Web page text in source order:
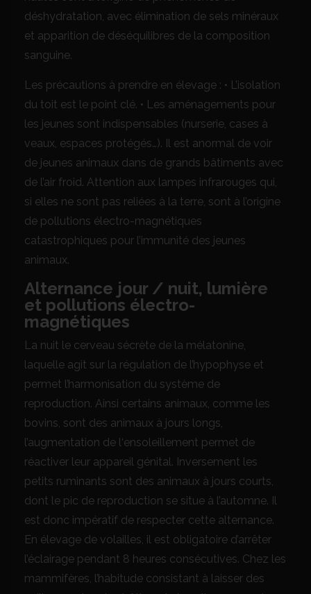
déshydratation, avec élimination de sels minéraux
et apparition de déséquilibres de la composition
sanguine.
Les précautions à prendre en élevage : • L’isolation
du toit est le point clé. • Les aménagements pour
les jeunes sont indispensables (nurserie, cases à
veaux, espaces protégés…). Il est anormal de voir
de jeunes animaux dans de grands bâtiments avec
de l’air froid. Attention aux lampes infrarouges qui,
si elles ne sont pas reliées à la terre, sont à l’origine
de pollutions électro-magnétiques
catastrophiques pour l’immunité des jeunes
animaux.
Alternance jour / nuit, lumière
et pollutions électro-
magnétiques
La nuit le cerveau sécrète de la mélatonine,
laquelle agit sur la régulation de l’hypophyse et
permet l’harmonisation du système de
reproduction. Ainsi certains animaux, comme les
bovins, sont des animaux à jours longs,
l’augmentation de l‘ensoleillement permet de
réactiver leur appareil génital. Inversement les
petits ruminants sont des animaux à jours courts,
dont le pic de reproduction se situe à l’automne. Il
est donc impératif de respecter cette alternance.
En élevage de volailles, il est obligatoire d’arrêter
l’éclairage pendant 8 heures consécutives. Chez les
mammifères, l’habitude consistant à laisser des